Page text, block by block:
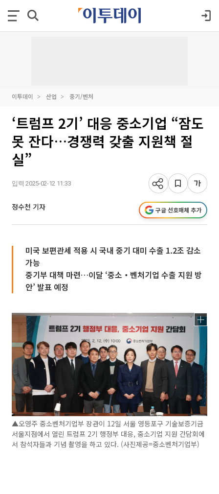
이투데이 산업 중기/벤처
‘트럼프 2기’ 대응 중소기업 “잠도
못 잔다…경쟁력 갖출 지원책 절
실”
입력 2025-02-12 11:33
정수천 기자 구글 선호매체 추가
미국 보편관세 적용 시 국내 중기 대미 수출 1.2조 감소
가능
중기부 대책 마련…이달 ‘중소‧벤처기업 수출 지원 방
안’ 발표 예정
▲오영주 중소벤처기업부 장관이 12일 서울 영등포구 기술보증기금
서울지점에서 열린 트럼프 2기 행정부 대응, 중소기업 지원 간담회에
서 참석자들과 기념 촬영을 하고 있다. (사진제공=중소벤처기업부)